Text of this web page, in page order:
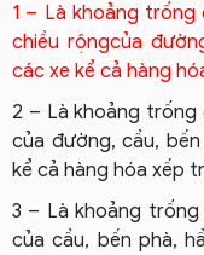
1 – Là khoảng
chiều rộngcủa
các xe kể cả hàng
2 – Là khoảng trống
của đường, cầu,
kể cả hàng hóa xếp
3 – Là khoảng
của cầu, bến phà,